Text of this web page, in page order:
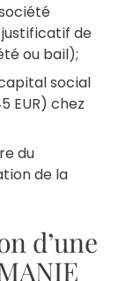
justificatif de
ou bail);
social
EUR) chez
du
de la
d’une